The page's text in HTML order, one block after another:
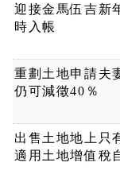
迎接金馬伍吉新
時入帳
重劃土地申請夫
仍可減徵40％
出售土地地上只
適用土地增值稅